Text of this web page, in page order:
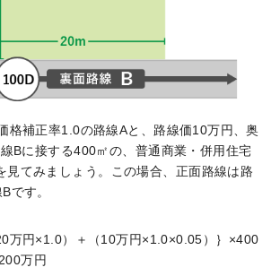
格補正率1.0の路線Aと、路線価10万円、奥
Bに接する400㎡の、普通商業・併用住宅
見てみましょう。この場合、正面路線は路
です。
万円×1.0）＋（10万円×1.0×0.05）｝×400
万円